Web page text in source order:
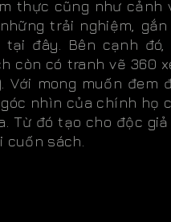
thực cũng như cảnh
trải nghiệm, gắn
đây. Bên cạnh đó,
còn có tranh vẽ 360
Với mong muốn đem
nhìn của chính họ
Từ đó tạo cho độc
sách.